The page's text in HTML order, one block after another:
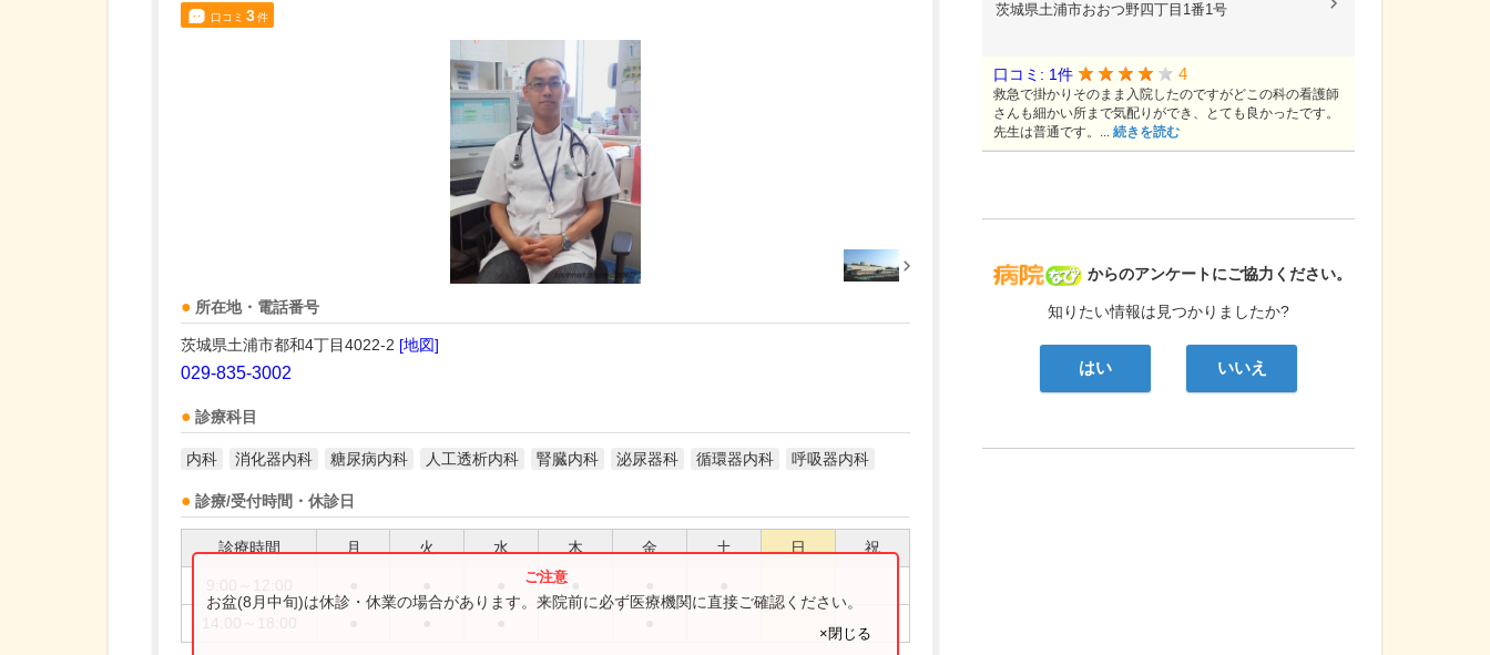
口コミ 3件
所在地・電話番号
茨城県土浦市都和4丁目4022-2 [地図]
029-835-3002
診療科目
内科 消化器内科 糖尿病内科 人工透析内科 腎臓内科 泌尿器科 循環器内科 呼吸器内科
診療/受付時間・休診日
診療時間 月 火 水 木 金 土 日 祝
お盆(8月中旬)は休診・休業の場合があります。来院前に必ず医療機関に直接ご確認ください。
×閉じる
病院なび
からのアンケートにご協力ください。
知りたい情報は見つかりましたか?
はい いいえ
茨城県土浦市おおつ野四丁目1番1号
口コミ: 1件 4
救急で掛かりそのまま入院したのですがどこの科の看護師
さんも細かい所まで気配りができ、とても良かったです。
先生は普通です。... 続きを読む